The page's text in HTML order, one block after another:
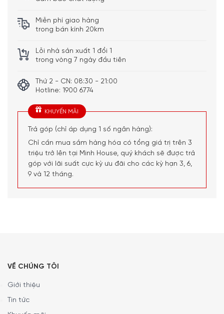
Miễn phí giao hàng
trong bán kính 20km
Lỗi nhà sản xuất 1 đổi 1
trong vòng 7 ngày đầu tiên
Thứ 2 - CN: 08:30 - 21:00
Hotline: 1900 6774
KHUYẾN MÃI
Trả góp (chỉ áp dụng 1 số ngân hàng):
Chỉ cần mua sắm hàng hóa có tổng giá trị trên 3
triệu trở lên tại Minh House, quý khách sẽ được trả
góp với lãi suất cực kỳ ưu đãi cho các kỳ hạn 3, 6,
9 và 12 tháng.
VỀ CHÚNG TÔI
Giới thiệu
Tin tức